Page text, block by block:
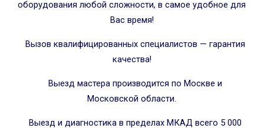
оборудования любой сложности, в самое удобное для
Вас время!
Вызов квалифицированных специалистов — гарантия
качества!
Выезд мастера производится по Москве и
Московской области.
Выезд и диагностика в пределах МКАД всего 5 000